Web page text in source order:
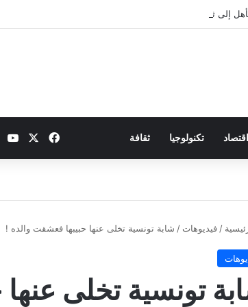
إلى ثمن النهائي
اقتصاد تكنولوجيا ثقافة فيسبوك
/ فيديوهات / شابة تونسية تخلى عنها حبيبها فعشقت والده !
تونسية تخلى